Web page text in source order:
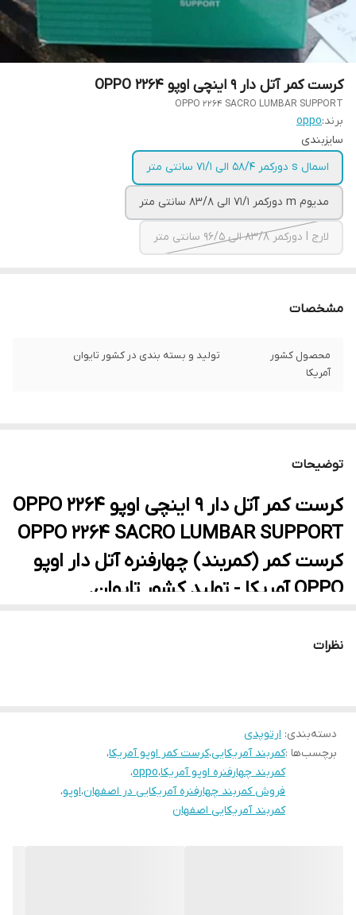
کرست کمر آتل دار 9 اینچی اوپو 2264 OPPO
OPPO 2264 SACRO LUMBAR SUPPORT
برند:oppo
سایزبندی
اسمال s دورکمر 58/4 الی 71/1 سانتی متر
مدیوم m دورکمر 71/1 الی 83/8 سانتی متر
لارج l دورکمر 83/8 الی 96/5 سانتی متر
مشخصات
محصول کشور
آمریکا
تولید و بسته بندی در کشور تایوان
توضیحات
کرست کمر آتل دار 9 اینچی اوپو 2264 OPPO
OPPO 2264 SACRO LUMBAR SUPPORT
کرست کمر (کمربند) چهارفنره آتل دار اوپو
OPPO آمریکا - تولید کشور تایوان.
نظرات
دسته‌بندی: ارتوپدی
برچسب‌ها :کمربند آمریکایی،کرست کمر اوپو آمریکا،
کمربند چهارفنره اوپو آمریکا،oppo،
فروش کمربند چهارفنره آمریکایی در اصفهان،اوپو،
کمربند آمریکایی اصفهان